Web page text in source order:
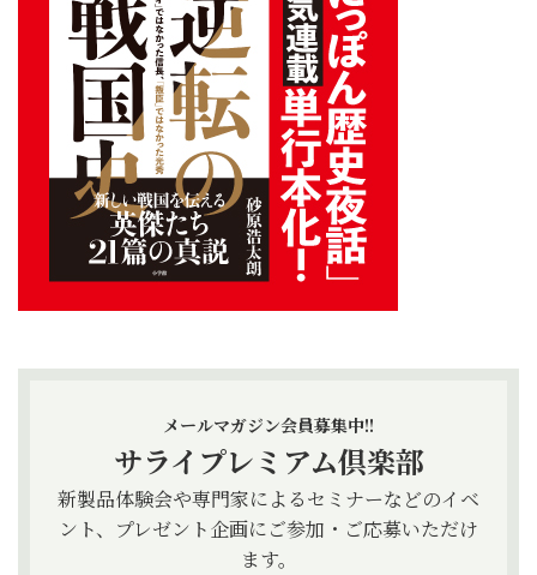
メールマガジン会員募集中!!
サライプレミアム倶楽部
新製品体験会や専門家によるセミナーなどのイベ
ント、プレゼント企画にご参加・ご応募いただけ
ます。